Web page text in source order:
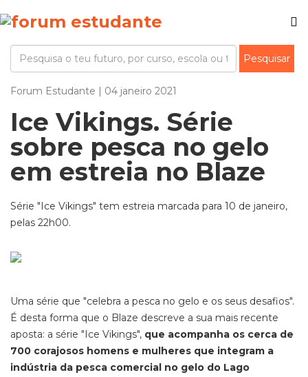
Forum Estudante | 04 janeiro 2021
Ice Vikings. Série
sobre pesca no gelo
em estreia no Blaze
Série "Ice Vikings" tem estreia marcada para 10 de janeiro,
pelas 22h00.
Uma série que "celebra a pesca no gelo e os seus desafios".
É desta forma que o Blaze descreve a sua mais recente
aposta: a série "Ice Vikings", que acompanha os cerca de
700 corajosos homens e mulheres que integram a
indústria da pesca comercial no gelo do Lago